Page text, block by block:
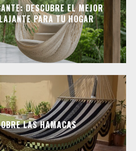
DESCUBRE EL MEJOR
PARA TU HOGAR
LAS HAMACAS